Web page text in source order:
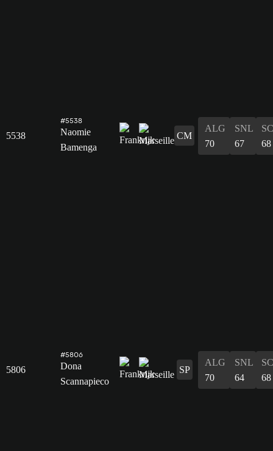
5538
#5538
Naomie
Bamenga
CM
ALG
70
SNL
67
68
5806
#5806
Dona
Scannapieco
SP
ALG
70
SNL
64
68